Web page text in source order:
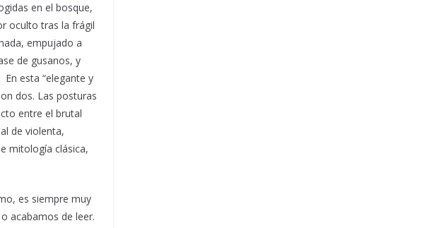
en el bosque,
oculto tras la frágil
empujado a
de gusanos, y
esta “elegante y
dos. Las posturas
entre el brutal
de violenta,
mitología clásica,
es siempre muy
acabamos de leer.